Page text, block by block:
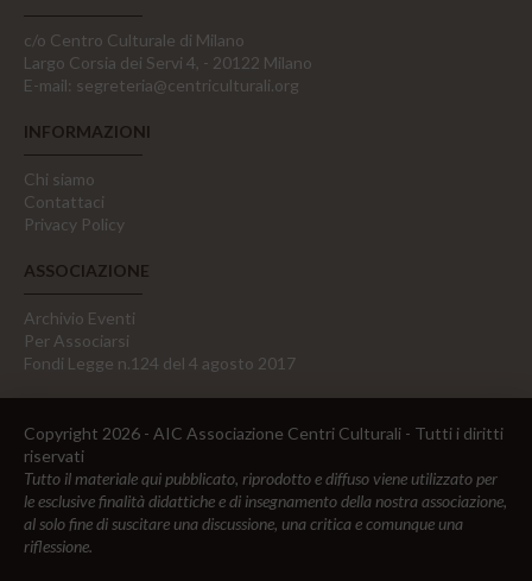
c/o Centro Culturale di Milano
Largo Corsia dei Servi 4, - 20122 Milano
E-mail: segreteria@centriculturali.org
INFORMAZIONI
Chi siamo
Contattaci
Privacy Policy
ASSOCIAZIONE
Archivio Eventi
Per Associarsi
Fondi Legge n.124 del 4 agosto 2017
Copyright 2026 - AIC Associazione Centri Culturali - Tutti i diritti
riservati
Tutto il materiale qui pubblicato, riprodotto e diffuso viene utilizzato per
le esclusive finalità didattiche e di insegnamento della nostra associazione,
al solo fine di suscitare una discussione, una critica e comunque una
riflessione.